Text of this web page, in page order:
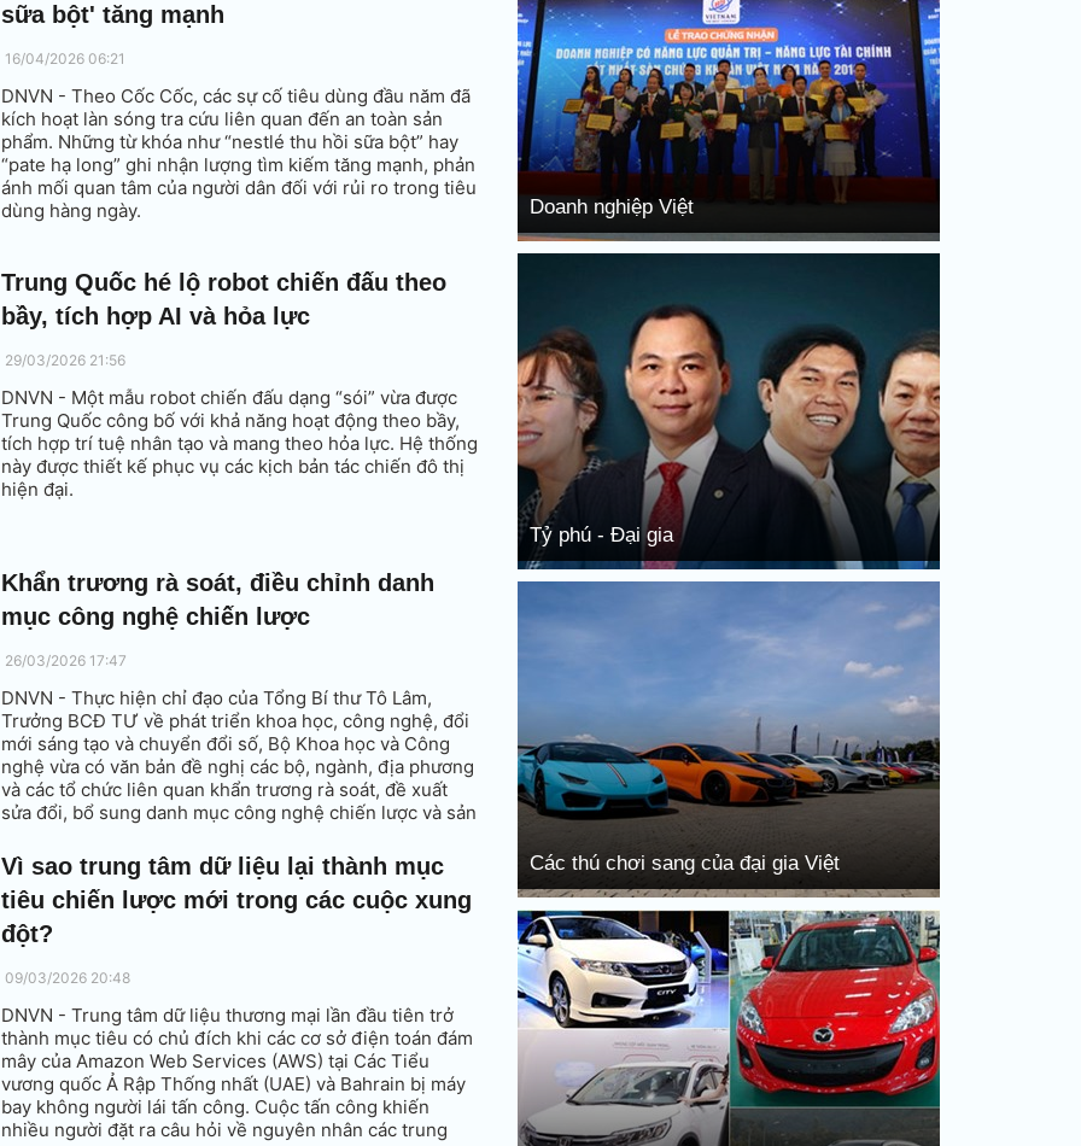
sữa bột' tăng mạnh
16/04/2026 06:21
DNVN - Theo Cốc Cốc, các sự cố tiêu dùng đầu năm đã
kích hoạt làn sóng tra cứu liên quan đến an toàn sản
phẩm. Những từ khóa như “nestlé thu hồi sữa bột” hay
“pate hạ long” ghi nhận lượng tìm kiếm tăng mạnh, phản
ánh mối quan tâm của người dân đối với rủi ro trong tiêu
dùng hàng ngày.
Trung Quốc hé lộ robot chiến đấu theo
bầy, tích hợp AI và hỏa lực
29/03/2026 21:56
DNVN - Một mẫu robot chiến đấu dạng “sói” vừa được
Trung Quốc công bố với khả năng hoạt động theo bầy,
tích hợp trí tuệ nhân tạo và mang theo hỏa lực. Hệ thống
này được thiết kế phục vụ các kịch bản tác chiến đô thị
hiện đại.
Khẩn trương rà soát, điều chỉnh danh
mục công nghệ chiến lược
26/03/2026 17:47
DNVN - Thực hiện chỉ đạo của Tổng Bí thư Tô Lâm,
Trưởng BCĐ TƯ về phát triển khoa học, công nghệ, đổi
mới sáng tạo và chuyển đổi số, Bộ Khoa học và Công
nghệ vừa có văn bản đề nghị các bộ, ngành, địa phương
và các tổ chức liên quan khẩn trương rà soát, đề xuất
sửa đổi, bổ sung danh mục công nghệ chiến lược và sản
Vì sao trung tâm dữ liệu lại thành mục
tiêu chiến lược mới trong các cuộc xung
đột?
09/03/2026 20:48
DNVN - Trung tâm dữ liệu thương mại lần đầu tiên trở
thành mục tiêu có chủ đích khi các cơ sở điện toán đám
mây của Amazon Web Services (AWS) tại Các Tiểu
vương quốc Ả Rập Thống nhất (UAE) và Bahrain bị máy
bay không người lái tấn công. Cuộc tấn công khiến
nhiều người đặt ra câu hỏi về nguyên nhân các trung
Doanh nghiệp Việt
Tỷ phú - Đại gia
Các thú chơi sang của đại gia Việt